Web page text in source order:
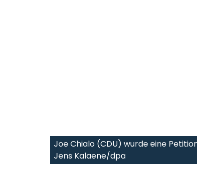
Joe Chialo (CDU) wurde eine
Jens Kalaene/dpa